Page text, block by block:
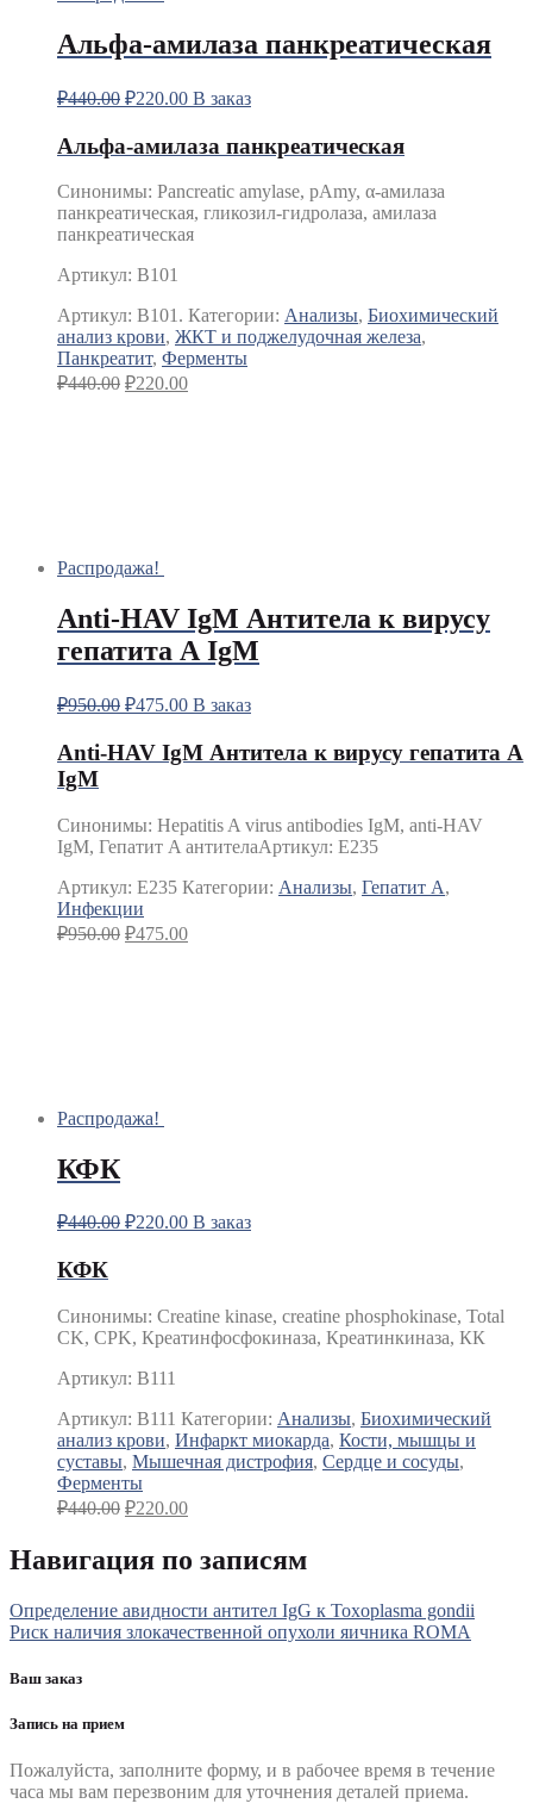
Альфа-амилаза панкреатическая
₽440.00 ₽220.00 В заказ
Альфа-амилаза панкреатическая
Синонимы: Pancreatic amylase, pAmy, α-амилаза
панкреатическая, гликозил-гидролаза, амилаза
панкреатическая
Артикул: B101
Артикул: B101. Категории: Анализы, Биохимический
анализ крови, ЖКТ и поджелудочная железа,
Панкреатит, Ферменты
₽440.00 ₽220.00
Распродажа!
Anti-HAV IgM Антитела к вирусу
гепатита А IgM
₽950.00 ₽475.00 В заказ
Anti-HAV IgM Антитела к вирусу гепатита А
IgM
Синонимы: Hepatitis A virus antibodies IgM, anti-HAV
IgM, Гепатит A антителаАртикул: E235
Артикул: E235 Категории: Анализы, Гепатит A,
Инфекции
₽950.00 ₽475.00
Распродажа!
КФК
₽440.00 ₽220.00 В заказ
КФК
Синонимы: Creatine kinase, creatine phosphokinase, Total
CK, CPK, Креатинфосфокиназа, Креатинкиназа, КК
Артикул: B111
Артикул: B111 Категории: Анализы, Биохимический
анализ крови, Инфаркт миокарда, Кости, мышцы и
суставы, Мышечная дистрофия, Сердце и сосуды,
Ферменты
₽440.00 ₽220.00
Навигация по записям
Определение авидности антител IgG к Toxoplasma gondii
Риск наличия злокачественной опухоли яичника ROMA
Ваш заказ
Запись на прием
Пожалуйста, заполните форму, и в рабочее время в течение
часа мы вам перезвоним для уточнения деталей приема.